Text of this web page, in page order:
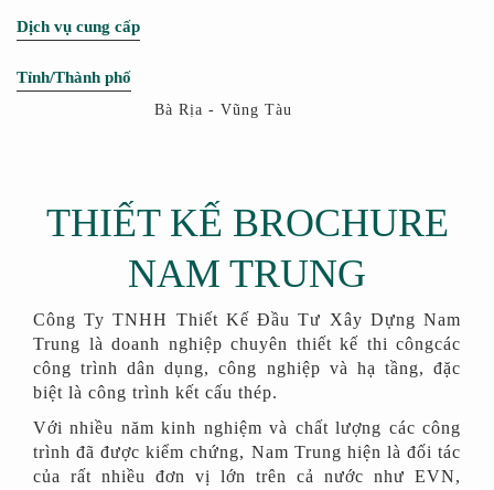
Dịch vụ cung cấp
Tỉnh/Thành phố
Bà Rịa - Vũng Tàu
THIẾT KẾ BROCHURE
NAM TRUNG
Công Ty TNHH Thiết Kế Đầu Tư Xây Dựng Nam
Trung là doanh nghiệp chuyên thiết kế thi côngcác
công trình dân dụng, công nghiệp và hạ tầng, đặc
biệt là công trình kết cấu thép.
Với nhiều năm kinh nghiệm và chất lượng các công
trình đã được kiểm chứng, Nam Trung hiện là đối tác
của rất nhiều đơn vị lớn trên cả nước như EVN,